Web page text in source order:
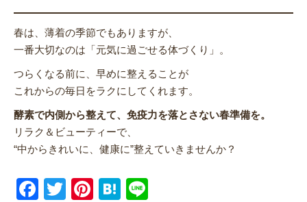
春は、薄着の季節でもありますが、
一番大切なのは「元気に過ごせる体づくり」。
つらくなる前に、早めに整えることが
これからの毎日をラクにしてくれます。
酵素で内側から整えて、免疫力を落とさない春準備を。
リラク＆ビューティーで、
“中からきれいに、健康に”整えていきませんか？
Facebook
Twitter
Pinterest
Hatena